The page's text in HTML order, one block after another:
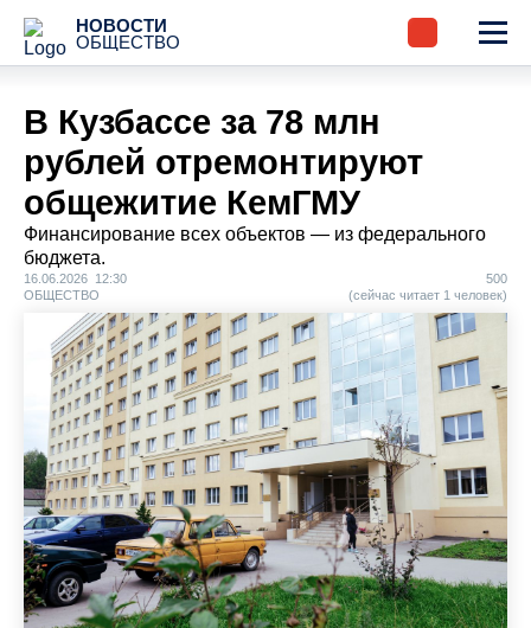
НОВОСТИ
ОБЩЕСТВО
В Кузбассе за 78 млн
рублей отремонтируют
общежитие КемГМУ
Финансирование всех объектов — из федерального
бюджета.
16.06.2026 12:30
ОБЩЕСТВО
500
(сейчас читает 1 человек)